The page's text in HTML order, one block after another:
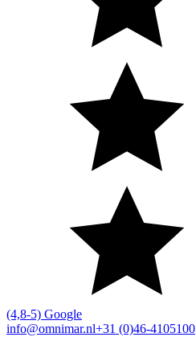
(4,8-5) Google
info@omnimar.nl+31 (0)46-4105100